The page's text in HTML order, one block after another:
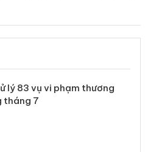
lý 83 vụ vi phạm thương
tháng 7